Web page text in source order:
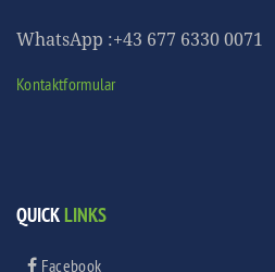
WhatsApp :+43 677 6330 0071
Kontaktformular
QUICKLINKS
Facebook